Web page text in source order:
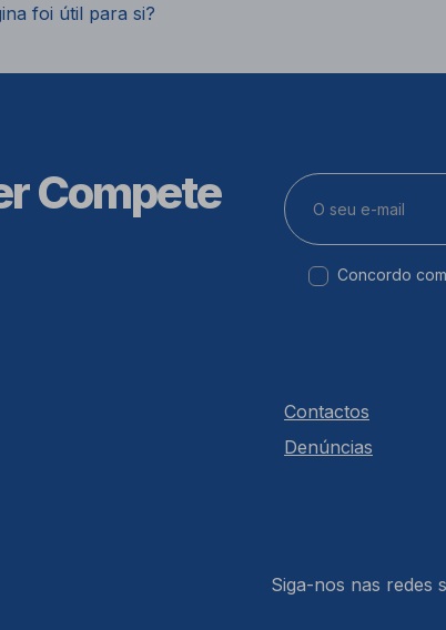
foi útil para si?
Compete
Concordo
Contactos
Denúncias
Siga-nos nas redes